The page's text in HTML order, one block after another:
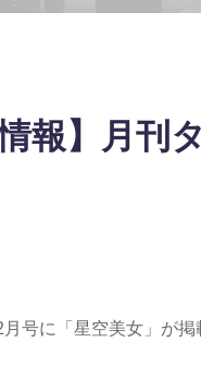
情報】月
号に「星空美女」が掲